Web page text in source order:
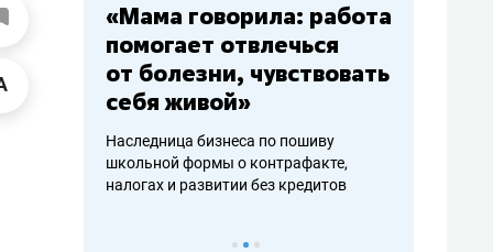
«Мама говорила: работа
помогает отвлечься
от болезни, чувствовать
себя живой»
Наследница бизнеса по пошиву
школьной формы о контрафакте,
налогах и развитии без кредитов